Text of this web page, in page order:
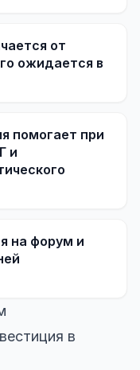
от
ожидается в
помогает при
и
на форум и
в